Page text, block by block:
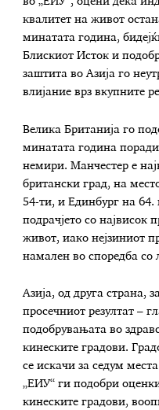
квалитет на живот
минатата година,
Блискиот Исток и
заштита во Азија го
влијание врз вкупните
Велика Британија го
минатата година
немири. Манчестер е
британски град, на
54-ти, и Единбург на 64.
подрачјето со највисок
живот, иако нејзиниот
намален во споредба со
Азија, од друга страна,
просечниот резултат –
подобрувањата во
кинеските градови.
се искачи за седум
„ЕИУ“ ги подобри
кинеските градови,